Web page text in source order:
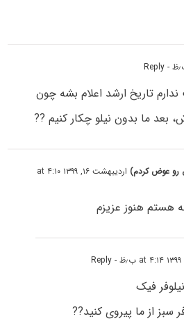
- Reply
تاریخ ارشد اعلام بشه چون
بعد ما بدون نیلو چکار کنیم ??
رو عوض کردم) اردیبهشت ۱۶, ۱۳۹۹ at ۴:۱۰
هستم هنوز عزیزم
- Reply
فیک
سبز از ما پیروی کنید??